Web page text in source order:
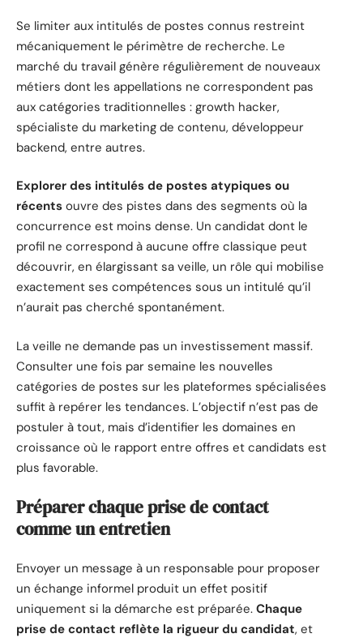
Se limiter aux intitulés de postes connus restreint
mécaniquement le périmètre de recherche. Le
marché du travail génère régulièrement de nouveaux
métiers dont les appellations ne correspondent pas
aux catégories traditionnelles : growth hacker,
spécialiste du marketing de contenu, développeur
backend, entre autres.
Explorer des intitulés de postes atypiques ou
récents ouvre des pistes dans des segments où la
concurrence est moins dense. Un candidat dont le
profil ne correspond à aucune offre classique peut
découvrir, en élargissant sa veille, un rôle qui mobilise
exactement ses compétences sous un intitulé qu’il
n’aurait pas cherché spontanément.
La veille ne demande pas un investissement massif.
Consulter une fois par semaine les nouvelles
catégories de postes sur les plateformes spécialisées
suffit à repérer les tendances. L’objectif n’est pas de
postuler à tout, mais d’identifier les domaines en
croissance où le rapport entre offres et candidats est
plus favorable.
Préparer chaque prise de contact
comme un entretien
Envoyer un message à un responsable pour proposer
un échange informel produit un effet positif
uniquement si la démarche est préparée. Chaque
prise de contact reflète la rigueur du candidat, et